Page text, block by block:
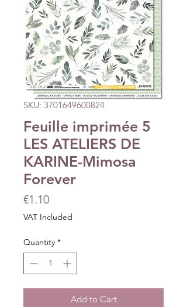
SKU: 3701649600824
Feuille imprimée 5
LES ATELIERS DE
KARINE-Mimosa
Forever
€1.10Price
VAT Included
Quantity *
Add to Cart